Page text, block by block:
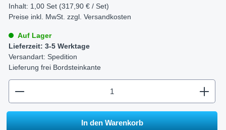
Inhalt: 1,00 Set (317,90 € / Set)
Preise inkl. MwSt. zzgl. Versandkosten
Auf Lager
Lieferzeit: 3-5 Werktage
Versandart: Spedition
Lieferung frei Bordsteinkante
zentheme.component.product.quantitySelect.legend
In den Warenkorb